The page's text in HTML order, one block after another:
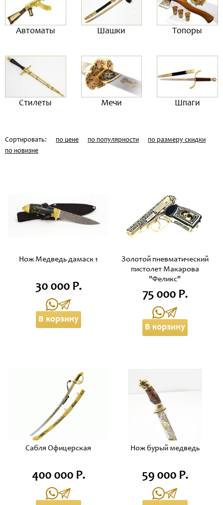
Автоматы Шашки Топоры
Стилеты Мечи Шпаги
Сортировать: по цене по популярности
по размеру скидки
по новизне
Нож Медведь дамаск 1
30 000 Р.
В корзину
Золотой пневматический
пистолет Макарова
"Феликс"
75 000 Р.
В корзину
Сабля Офицерская
400 000 Р.
Нож бурый медведь
59 000 Р.